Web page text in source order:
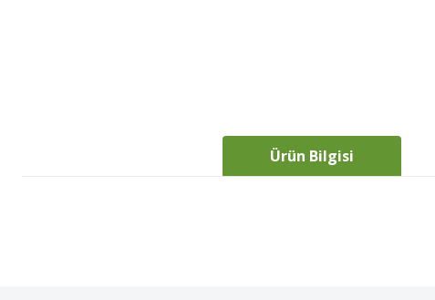
Ürün Bilgisi